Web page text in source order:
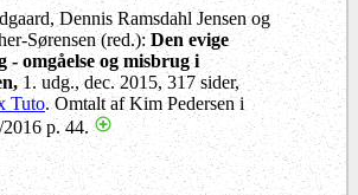
Dennis Ramsdahl Jensen og
Sørensen (red.):Den evige
- omgåelse og misbrug i
1. udg., dec. 2015, 317 sider,
Tuto. Omtalt af Kim Pedersen i
p. 44.